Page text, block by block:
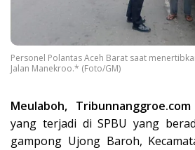
Personel Polantas Aceh Barat saat
Jalan Manekroo.* (Foto/GM)
Meulaboh, Tribunnanggroe.com
yang terjadi di SPBU yang
gampong Ujong Baroh,